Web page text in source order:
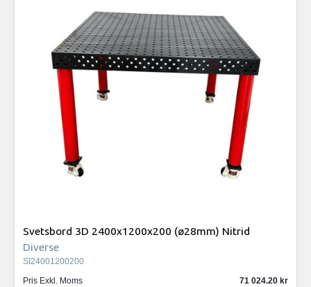
Svetsbord 3D 2400x1200x200 (ø28mm) Nitrid
Diverse
SI24001200200
Pris Exkl. Moms
71 024.20